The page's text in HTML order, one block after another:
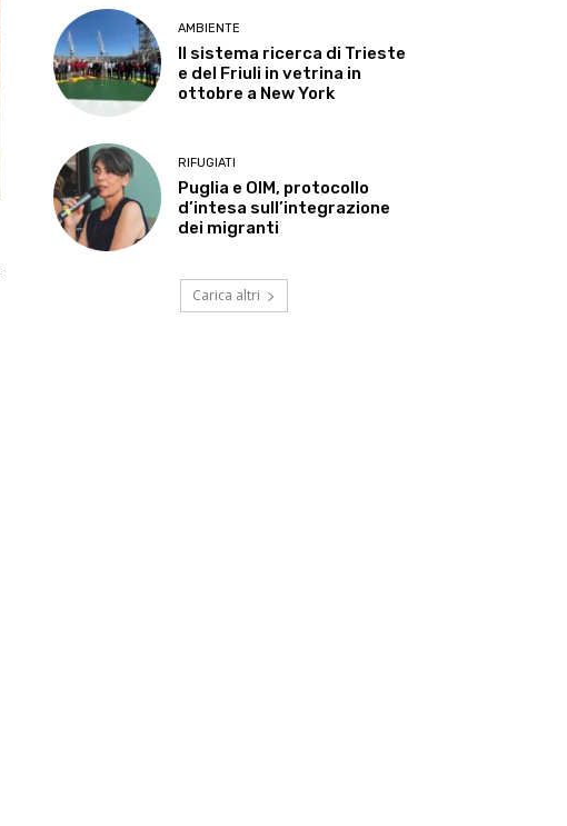
AMBIENTE
Il sistema ricerca di Trieste
e del Friuli in vetrina in
ottobre a New York
RIFUGIATI
Puglia e OIM, protocollo
d’intesa sull’integrazione
dei migranti
Carica altri